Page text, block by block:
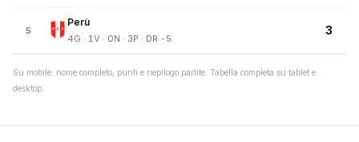
5
Perù
4G · 1V · 0N · 3P · DR -5
3
Su mobile: nome completo, punti e riepilogo partite. Tabella completa su tablet e
desktop.